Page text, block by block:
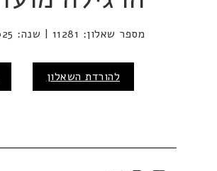
מספר שאלון: 11281 | שנה: 2025 | מקצוע: קיץ | מועד: 2025
להורדת השאלון